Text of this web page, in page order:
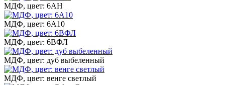
МДФ, цвет: 6АН
МДФ, цвет: 6А10
МДФ, цвет: 6ВФЛ
МДФ, цвет: дуб выбеленный
МДФ, цвет: венге светлый